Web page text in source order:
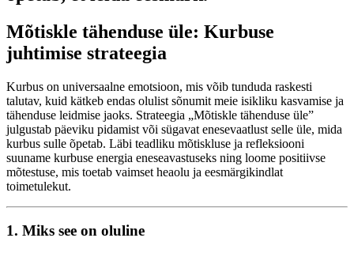
Mõtiskle tähenduse üle: Kurbuse
juhtimise strateegia
Kurbus on universaalne emotsioon, mis võib tunduda raskesti
talutav, kuid kätkeb endas olulist sõnumit meie isikliku kasvamise ja
tähenduse leidmise jaoks. Strateegia „Mõtiskle tähenduse üle”
julgustab päeviku pidamist või sügavat enesevaatlust selle üle, mida
kurbus sulle õpetab. Läbi teadliku mõtiskluse ja refleksiooni
suuname kurbuse energia eneseavastuseks ning loome positiivse
mõtestuse, mis toetab vaimset heaolu ja eesmärgikindlat
toimetulekut.
1. Miks see on oluline